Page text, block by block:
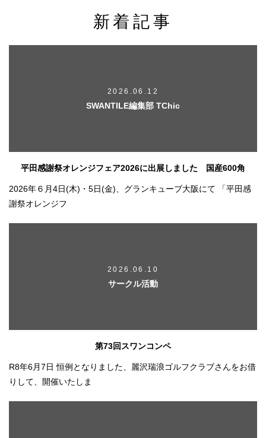
新着記事
2026.06.12
SWANTILE編集部 TChic
平田感謝祭オレンジフェア2026に出展しました 国産600角
2026年６月4日(木)・5日(金)、グランキューブ大阪にて 「平田感
謝祭オレンジフ
2026.06.10
サークル活動
第73回スワンコンペ
R8年6月7日 恒例となりました、麗沢瑞浪ゴルフクラブさんをお借
りして、開催いたしま